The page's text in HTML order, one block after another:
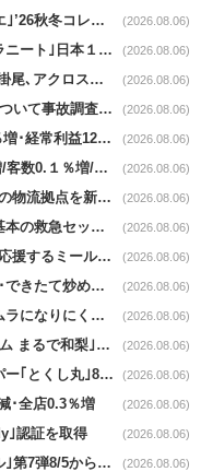
ユニクロnews｜｢コントワー･デ･コトニエ｣’26秋冬コレクション8/28発売 (2026.08.06)
イオンリテールnews｜北欧スタイル｢グラニート｣日本１号店を自由が丘に開業 (2026.08.06)
平和堂news｜9/18フーズマーケット富山掛尾､アクロスプラザ内に出店 (2026.08.06)
イオンnews｜｢イオンモール熊本｣爆発について事故調査委員会設置 (2026.08.06)
ケーズnews｜第1Q売上高1999億円12.4％増･経常利益125.0%増 (2026.08.06)
ヤオコーnews｜７月既存店売上高2.7%増/客数0.１％増/客単価2.6％増 (2026.08.06)
アマゾンnews｜兵庫県尼崎市に関西最大の物流拠点を新設・市内2拠点目 (2026.08.06)
アスクルnews｜紙製パッケージを採用｢基本の救急セット｣8/5発売 (2026.08.06)
オイシックスnews｜子どもの自由研究を応援するミールキット8/6発売 (2026.08.06)
ローソンnews｜｢鍋さばきロボ｣7/22導入･できたて炒めメニューを提供 (2026.08.06)
カインズnews｜｢解凍も冷食あたためもムラになりにくいフラットレンジ｣発売 (2026.08.06)
セブンｰイレブンnews｜｢セブンプレミアム まるで和梨｣8/11から順次発売 (2026.08.06)
アルビスnews｜名古屋市で初･移動スーパー｢とくし丸｣8/4運行開始 (2026.08.06)
･全店0.3％増 (2026.08.06)
｣認証を取得 (2026.08.06)
島忠news｜家計応援企画｢爆安挑戦セール｣第7弾8/5から開催 (2026.08.06)